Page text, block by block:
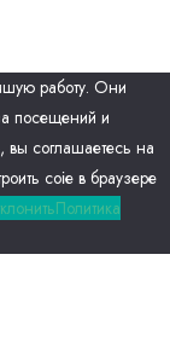
работу. Они
посещений и
вы соглашаетесь на
соіе в браузере
Политика